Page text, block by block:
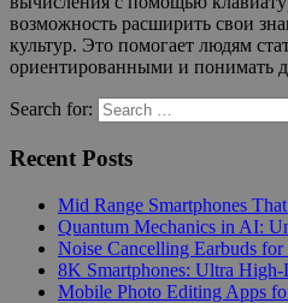
возможность расширить свои
культур. Это помогает людям
ориентированными и понимать
Search for:
Recent Posts
Mid Range Smartphones
Quantum Mechanics in AI:
Noise Cancelling Earbuds
8K Smartphones: Ultra
Mobile Photo Editing Apps